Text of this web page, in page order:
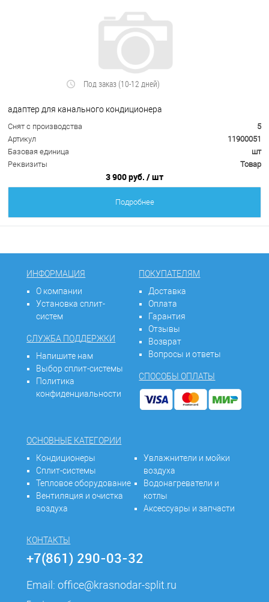
Под заказ (10-12 дней)
адаптер для канального кондиционера
Снят с производства
5
Артикул
11900051
Базовая единица
шт
Реквизиты
Товар
3 900 руб. / шт
Подробнее
ИНФОРМАЦИЯ
О компании
Установка сплит-
систем
СЛУЖБА ПОДДЕРЖКИ
Напишите нам
Выбор сплит-системы
Политика
конфиденциальности
ПОКУПАТЕЛЯМ
Доставка
Оплата
Гарантия
Отзывы
Возврат
Вопросы и ответы
СПОСОБЫ ОПЛАТЫ
ОСНОВНЫЕ КАТЕГОРИИ
Кондиционеры
Сплит-системы
Тепловое оборудование
Вентиляция и очистка
воздуха
Увлажнители и мойки
воздуха
Водонагреватели и
котлы
Аксессуары и запчасти
КОНТАКТЫ
+7(861) 290-03-32
Email:office@krasnodar-split.ru